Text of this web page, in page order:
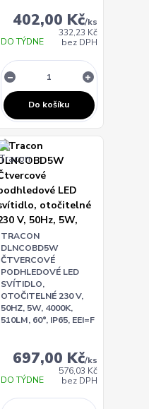
402,00 Kč/ks
332,23 Kč
bez DPH
DO TÝDNE
Do košíku
TRACON
DLNCOBD5W
ČTVERCOVÉ
PODHLEDOVÉ LED
SVÍTIDLO,
OTOČITELNÉ 230 V,
50HZ, 5W, 4000K,
510LM, 60°, IP65, EEI=F
697,00 Kč/ks
576,03 Kč
bez DPH
DO TÝDNE